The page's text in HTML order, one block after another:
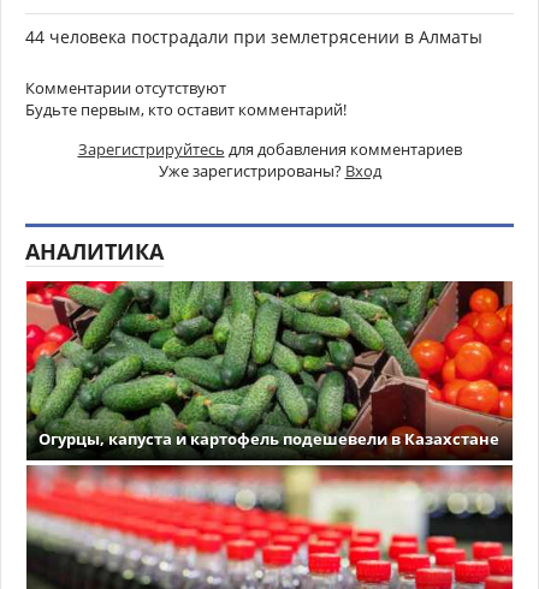
44 человека пострадали при землетрясении в Алматы
Комментарии отсутствуют
Будьте первым, кто оставит комментарий!
Зарегистрируйтесь для добавления комментариев
Уже зарегистрированы? Вход
АНАЛИТИКА
Огурцы, капуста и картофель подешевели в Казахстане